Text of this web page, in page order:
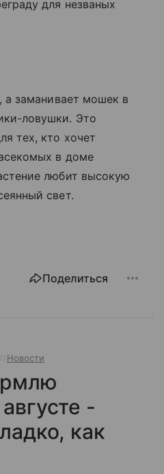
для незваных
а заманивает мошек в
ловушки. Это
тех, кто хочет
в доме
любит высокую
свет.
Поделиться
Новости
-
как